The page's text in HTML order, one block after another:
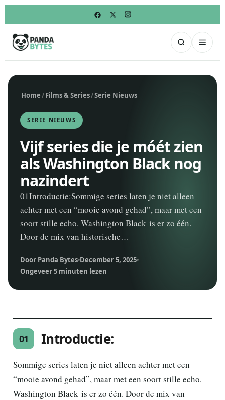
Home/Films & Series/Serie Nieuws
SERIE NIEUWS
Vijf series die je móét zien
als Washington Black nog
nazindert
01Introductie:Sommige series laten je niet alleen
achter met een “mooie avond gehad”, maar met een
soort stille echo. Washington Black is er zo één.
Door de mix van historische…
Door Panda Bytes December 5, 2025
Ongeveer 5 minuten lezen
01 Introductie:
Sommige series laten je niet alleen achter met een
“mooie avond gehad”, maar met een soort stille echo.
Washington Black is er zo één. Door de mix van